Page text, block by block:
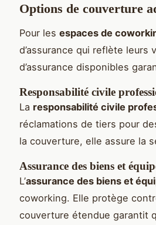
Options de couverture
Pour les espaces de
d’assurance qui reflète
d’assurance disponibles
Responsabilité civile
La responsabilité civile
réclamations de tiers pour
la couverture, elle assure la
Assurance des biens et
L’assurance des biens et
coworking. Elle protège
couverture étendue garantit